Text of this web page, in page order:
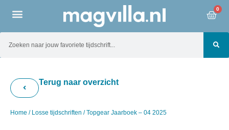
0
Terug naar overzicht
Home / Losse tijdschriften / Topgear Jaarboek – 04 2025